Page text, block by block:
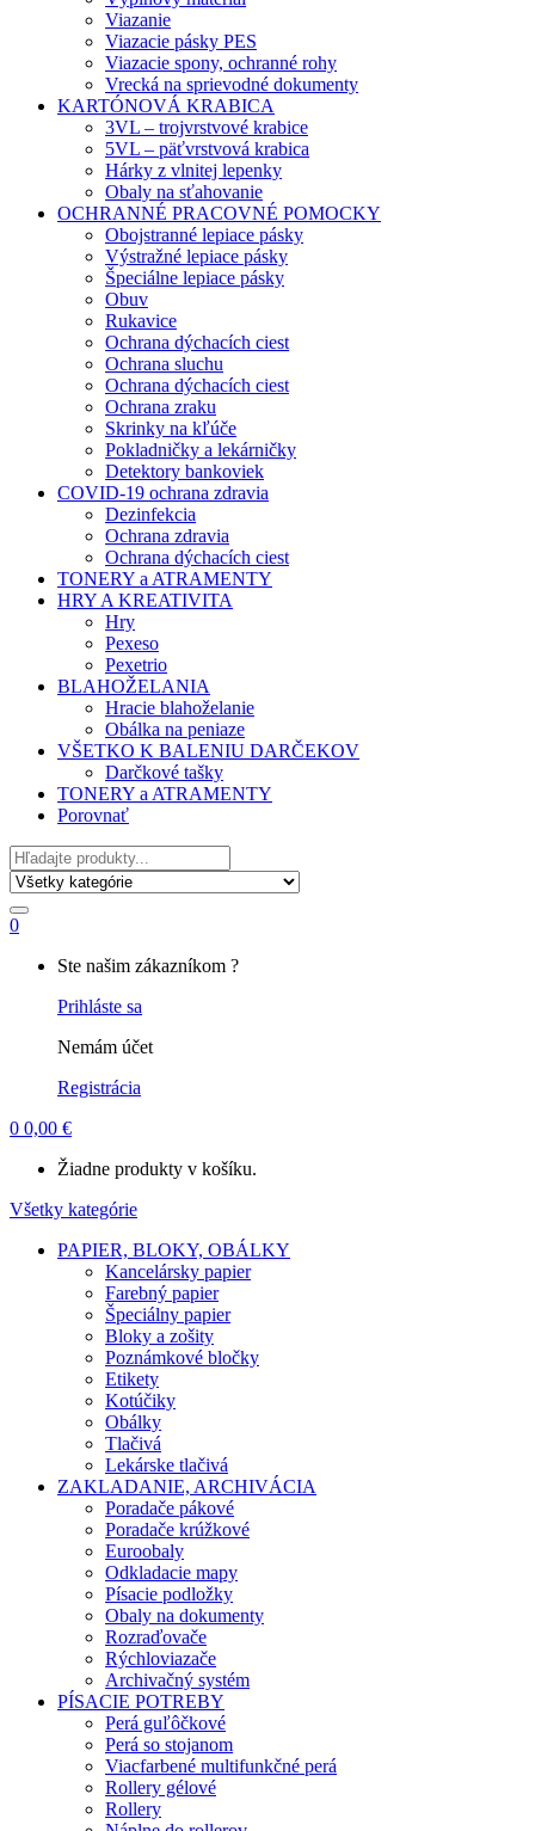
Viazanie
Viazacie pásky PES
Viazacie spony, ochranné rohy
Vrecká na sprievodné dokumenty
KARTÓNOVÁ KRABICA
3VL – trojvrstvové krabice
5VL – päťvrstvová krabica
Hárky z vlnitej lepenky
Obaly na sťahovanie
OCHRANNÉ PRACOVNÉ POMOCKY
Obojstranné lepiace pásky
Výstražné lepiace pásky
Špeciálne lepiace pásky
Obuv
Rukavice
Ochrana dýchacích ciest
Ochrana sluchu
Ochrana dýchacích ciest
Ochrana zraku
Skrinky na kľúče
Pokladničky a lekárničky
Detektory bankoviek
COVID-19 ochrana zdravia
Dezinfekcia
Ochrana zdravia
Ochrana dýchacích ciest
TONERY a ATRAMENTY
HRY A KREATIVITA
Hry
Pexeso
Pexetrio
BLAHOŽELANIA
Hracie blahoželanie
Obálka na peniaze
VŠETKO K BALENIU DARČEKOV
Darčkové tašky
TONERY a ATRAMENTY
Porovnať
Hľadať
0
Ste našim zákazníkom ?
Prihláste sa
Nemám účet
Registrácia
0 0,00 €
Žiadne produkty v košíku.
Všetky kategórie
PAPIER, BLOKY, OBÁLKY
Kancelársky papier
Farebný papier
Špeciálny papier
Bloky a zošity
Poznámkové bločky
Etikety
Kotúčiky
Obálky
Tlačivá
Lekárske tlačivá
ZAKLADANIE, ARCHIVÁCIA
Poradače pákové
Poradače krúžkové
Euroobaly
Odkladacie mapy
Písacie podložky
Obaly na dokumenty
Rozraďovače
Rýchloviazače
Archivačný systém
PÍSACIE POTREBY
Perá guľôčkové
Perá so stojanom
Viacfarbené multifunkčné perá
Rollery gélové
Rollery